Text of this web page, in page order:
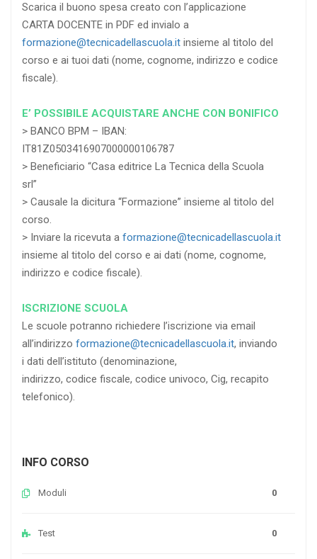
Scarica il buono spesa creato con l’applicazione
CARTA DOCENTE in PDF ed invialo a
formazione@tecnicadellascuola.it insieme al titolo del
corso e ai tuoi dati (nome, cognome, indirizzo e codice
fiscale).
E’ POSSIBILE ACQUISTARE ANCHE CON BONIFICO
> BANCO BPM – IBAN:
IT81Z0503416907000000106787
> Beneficiario “Casa editrice La Tecnica della Scuola
srl”
> Causale la dicitura “Formazione” insieme al titolo del
corso.
> Inviare la ricevuta a formazione@tecnicadellascuola.it
insieme al titolo del corso e ai dati (nome, cognome,
indirizzo e codice fiscale).
ISCRIZIONE SCUOLA
Le scuole potranno richiedere l’iscrizione via email
all’indirizzo formazione@tecnicadellascuola.it, inviando
i dati dell’istituto (denominazione,
indirizzo, codice fiscale, codice univoco, Cig, recapito
telefonico).
INFO CORSO
Moduli 0
Test 0